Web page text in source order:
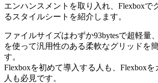
エンハンスメントを取り入れ、Flexboxで
るスタイルシートを紹介します。
ファイルサイズはわずか93bytesで超軽量
を使って汎用性のある柔軟なグリッドを
す。
Flexboxを初めて導入する人も、Flexbox
人も必見です。